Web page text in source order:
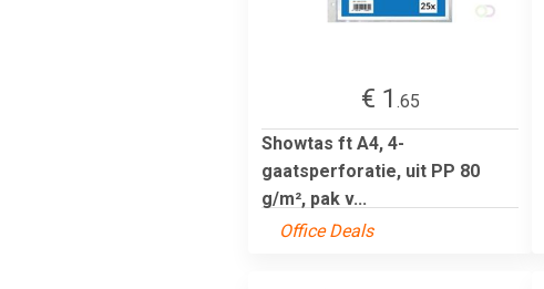
€ 1 .65
Showtas ft A4, 4-
gaatsperforatie, uit PP 80
g/m², pak v...
Office Deals